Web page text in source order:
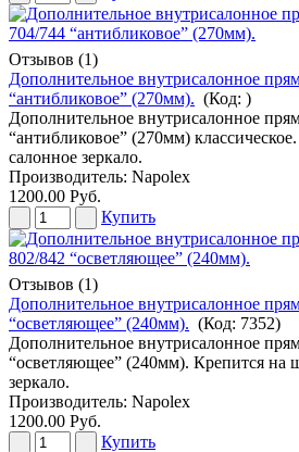
Отзывов (1)
Дополнительное внутрисалонное
“антибликовое” (270мм). (Код: )
Дополнительное внутрисалонное
“антибликовое” (270мм)
салонное зеркало.
Производитель: Napolex
1200.00 Руб.
Купить
Отзывов (1)
Дополнительное внутрисалонное
“осветляющее” (240мм). (Код: 7352)
Дополнительное внутрисалонное
“осветляющее” (240мм). Крепится на
зеркало.
Производитель: Napolex
1200.00 Руб.
Купить